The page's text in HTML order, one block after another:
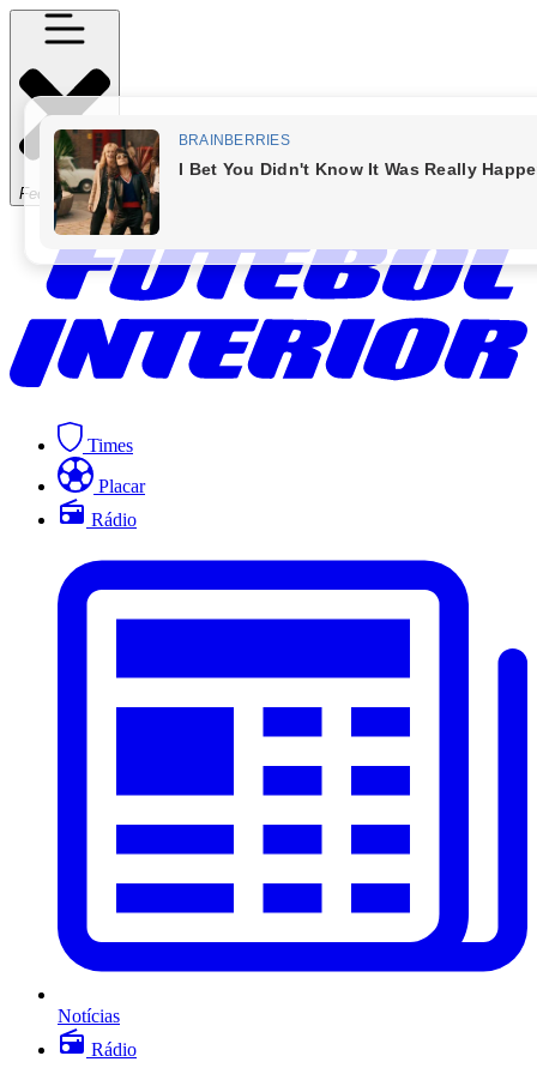
Fechar Menu
Times
Placar
Rádio
Notícias
Rádio